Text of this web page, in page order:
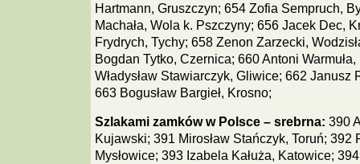
Hartmann, Gruszczyn; 654 Zofia Sempruch,
Machała, Wola k. Pszczyny; 656 Jacek Dec,
Frydrych, Tychy; 658 Zenon Zarzecki,
Bogdan Tytko, Czernica; 660 Antoni
Władysław Stawiarczyk, Gliwice; 662 Janusz
663 Bogusław Bargieł, Krosno;
Szlakami zamków w Polsce – srebrna: 390
Kujawski; 391 Mirosław Stańczyk, Toruń; 392
Mysłowice; 393 Izabela Kałuża, Katowice;